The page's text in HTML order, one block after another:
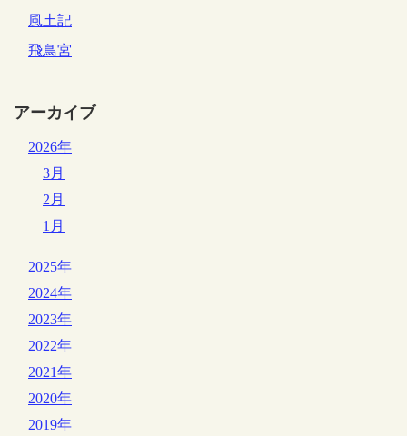
風土記
飛鳥宮
アーカイブ
2026年
3月
2月
1月
2025年
2024年
2023年
2022年
2021年
2020年
2019年